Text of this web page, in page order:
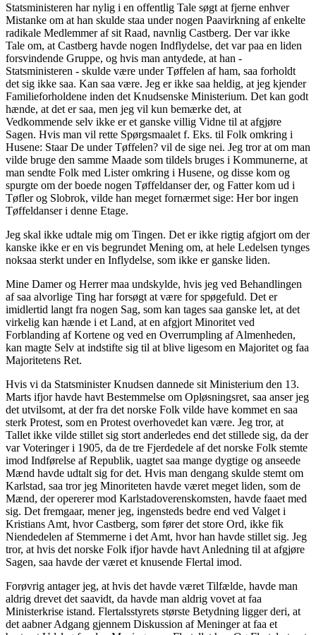
Statsministeren har nylig i en offentlig Tale søgt at fjerne enhver
Mistanke om at han skulde staa under nogen Paavirkning af enkelte
radikale Medlemmer af sit Raad, navnlig Castberg. Der var ikke
Tale om, at Castberg havde nogen Indflydelse, det var paa en liden
forsvindende Gruppe, og hvis man antydede, at han -
Statsministeren - skulde være under Tøffelen af ham, saa forholdt
det sig ikke saa. Kan saa være. Jeg er ikke saa heldig, at jeg kjender
Familieforholdene inden det Knudsenske Ministerium. Det kan godt
hænde, at det er saa, men jeg vil kun bemærke det, at
Vedkommende selv ikke er et ganske villig Vidne til at afgjøre
Sagen. Hvis man vil rette Spørgsmaalet f. Eks. til Folk omkring i
Husene: Staar De under Tøffelen? vil de sige nei. Jeg tror at om man
vilde bruge den samme Maade som tildels bruges i Kommunerne, at
man sendte Folk med Lister omkring i Husene, og disse kom og
spurgte om der boede nogen Tøffeldanser der, og Fatter kom ud i
Tøfler og Slobrok, vilde han meget fornærmet sige: Her bor ingen
Tøffeldanser i denne Etage.
Jeg skal ikke udtale mig om Tingen. Det er ikke rigtig afgjort om der
kanske ikke er en vis begrundet Mening om, at hele Ledelsen tynges
noksaa sterkt under en Inflydelse, som ikke er ganske liden.
Mine Damer og Herrer maa undskylde, hvis jeg ved Behandlingen
af saa alvorlige Ting har forsøgt at være for spøgefuld. Det er
imidlertid langt fra nogen Sag, som kan tages saa ganske let, at det
virkelig kan hænde i et Land, at en afgjort Minoritet ved
Forblanding af Kortene og ved en Overrumpling af Almenheden,
kan magte Selv at indstifte sig til at blive ligesom en Majoritet og faa
Majoritetens Ret.
Hvis vi da Statsminister Knudsen dannede sit Ministerium den 13.
Marts ifjor havde havt Bestemmelse om Opløsningsret, saa anser jeg
det utvilsomt, at der fra det norske Folk vilde have kommet en saa
sterk Protest, som en Protest overhovedet kan være. Jeg tror, at
Tallet ikke vilde stillet sig stort anderledes end det stillede sig, da der
var Voteringer i 1905, da de tre Fjerdedele af det norske Folk stemte
imod Indførelse af Republik, uagtet saa mange dygtige og anseede
Mænd havde udtalt sig for det. Hvis man dengang skulde stemt om
Karlstad, saa tror jeg Minoriteten havde været meget liden, som de
Mænd, der opererer mod Karlstadoverenskomsten, havde faaet med
sig. Det fremgaar, mener jeg, ingensteds bedre end ved Valget i
Kristians Amt, hvor Castberg, som fører det store Ord, ikke fik
Niendedelen af Stemmerne i det Amt, hvor han havde stillet sig. Jeg
tror, at hvis det norske Folk ifjor havde havt Anledning til at afgjøre
Sagen, saa havde der været et knusende Flertal imod.
Forøvrig antager jeg, at hvis det havde været Tilfælde, havde man
aldrig drevet det saavidt, da havde man aldrig vovet at faa
Ministerkrise istand. Flertalsstyrets største Betydning ligger deri, at
det aabner Adgang gjennem Diskussion af Meninger at faa et